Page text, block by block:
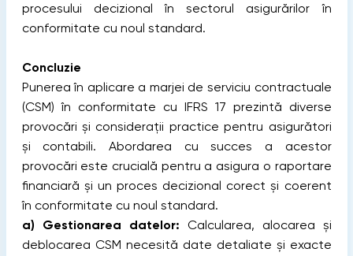
procesului decizional în sectorul asigurărilor în
conformitate cu noul standard.
Concluzie
Punerea în aplicare a marjei de serviciu contractuale
(CSM) în conformitate cu IFRS 17 prezintă diverse
provocări și considerații practice pentru asigurători
și contabili. Abordarea cu succes a acestor
provocări este crucială pentru a asigura o raportare
financiară și un proces decizional corect și coerent
în conformitate cu noul standard.
a)
Gestionarea datelor: Calcularea, alocarea și
deblocarea CSM necesită date detaliate și exacte